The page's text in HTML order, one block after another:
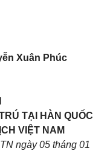
Xuân Phúc
TẠI HÀN QUỐC
VIỆT NAM
ngày 05 tháng 01